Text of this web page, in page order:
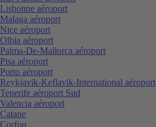
Lisbonne aéroport
Malaga aéroport
Nice aéroport
Olbia aéroport
Palma-De-Mallorca aéroport
Pisa aéroport
Porto aéroport
Reykjavik-Keflavik-International aéroport
Tenerife aéroport Sud
Valencia aéroport
Catane
Corfou